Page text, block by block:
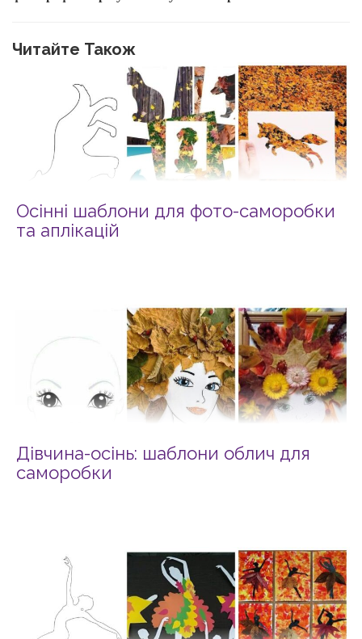
Читайте Також
Осінні шаблони для фото-саморобки
та аплікацій
Дівчина-осінь: шаблони облич для
саморобки